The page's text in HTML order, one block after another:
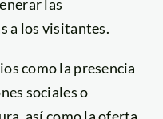
las
a los visitantes.
como la presencia
sociales o